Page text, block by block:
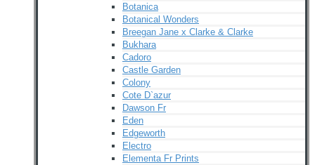
Botanica
Botanical Wonders
Breegan Jane x Clarke & Clarke
Bukhara
Cadoro
Castle Garden
Colony
Cote D`azur
Dawson Fr
Eden
Edgeworth
Electro
Elementa Fr Prints